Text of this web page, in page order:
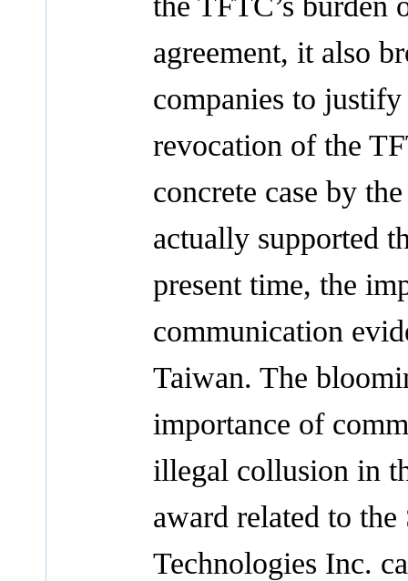
agreement, it also
companies to
revocation of the
concrete case by
actually supported
present time, the
communication
Taiwan. The
importance of
illegal collusion in
award related to
Technologies Inc.